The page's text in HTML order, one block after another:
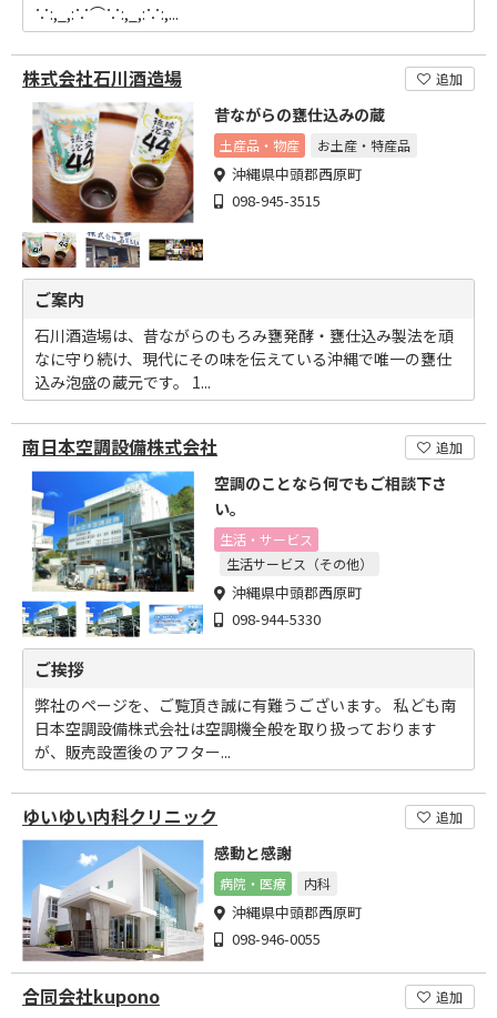
∵:,_,:∵⌒∵:,_,:∵:,...
株式会社石川酒造場 追加
昔ながらの甕仕込みの蔵
土産品・物産 お土産・特産品
沖縄県中頭郡西原町
098-945-3515
ご案内
石川酒造場は、昔ながらのもろみ甕発酵・甕仕込み製法を頑
なに守り続け、現代にその味を伝えている沖縄で唯一の甕仕
込み泡盛の蔵元です。 1...
南日本空調設備株式会社 追加
空調のことなら何でもご相談下さ
い。
生活・サービス
生活サービス（その他）
沖縄県中頭郡西原町
098-944-5330
ご挨拶
弊社のページを、ご覧頂き誠に有難うございます。 私ども南
日本空調設備株式会社は空調機全般を取り扱っております
が、販売設置後のアフター...
ゆいゆい内科クリニック 追加
感動と感謝
病院・医療 内科
沖縄県中頭郡西原町
098-946-0055
合同会社kupono 追加